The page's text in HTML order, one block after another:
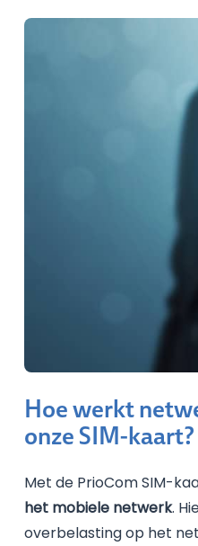
Hoe werkt
onze SIM-kaart?
Met de PrioCom SIM-
het mobiele netwerk.
overbelasting op het